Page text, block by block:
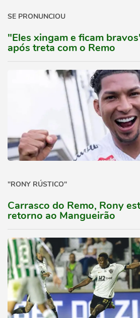
SE PRONUNCIOU
"Eles xingam e ficam
após treta com o Remo
"RONY RÚSTICO"
Carrasco do Remo, Rony
retorno ao Mangueirão